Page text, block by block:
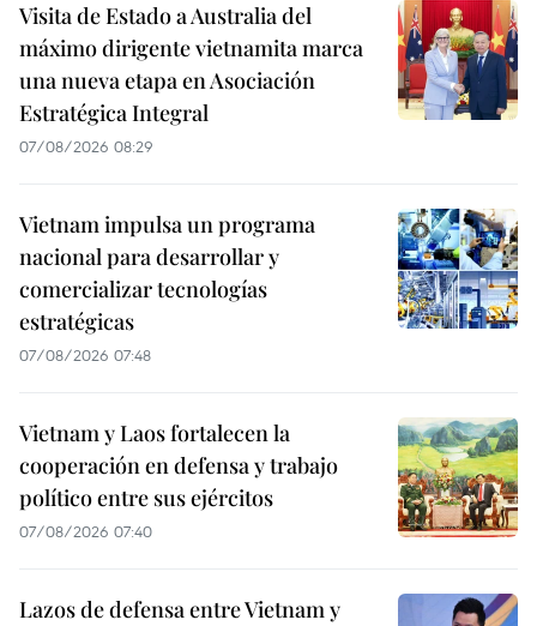
Visita de Estado a Australia del
máximo dirigente vietnamita marca
una nueva etapa en Asociación
Estratégica Integral
07/08/2026 08:29
Vietnam impulsa un programa
nacional para desarrollar y
comercializar tecnologías
estratégicas
07/08/2026 07:48
Vietnam y Laos fortalecen la
cooperación en defensa y trabajo
político entre sus ejércitos
07/08/2026 07:40
Lazos de defensa entre Vietnam y